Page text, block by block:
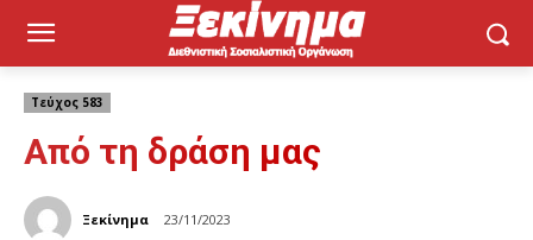
Τεύχος 583
Από τη δράση μας
Ξεκίνημα 23/11/2023